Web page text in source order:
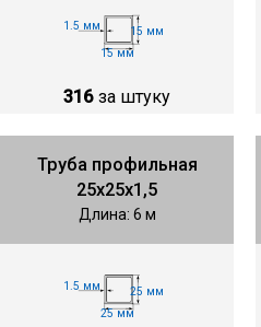
1.5 мм
15 мм
15 мм
316 за штуку
Труба профильная
25х25х1,5
Длина: 6 м
1.5 мм
25 мм
25 мм